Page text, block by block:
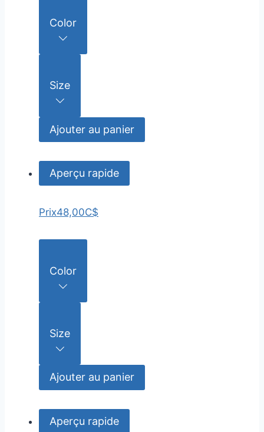
Color
Size
Ajouter au panier
Aperçu rapide
Prix48,00C$
Color
Size
Ajouter au panier
Aperçu rapide